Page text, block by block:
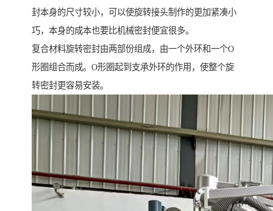
封本身的尺寸较小，可以使旋转接头制作的更加紧凑小
巧，本身的成本也要比机械密封便宜很多。
复合材料旋转密封由两部份组成，由一个外环和一个O
形圈组合而成。O形圈起到支承外环的作用，使整个旋
转密封更容易安装。